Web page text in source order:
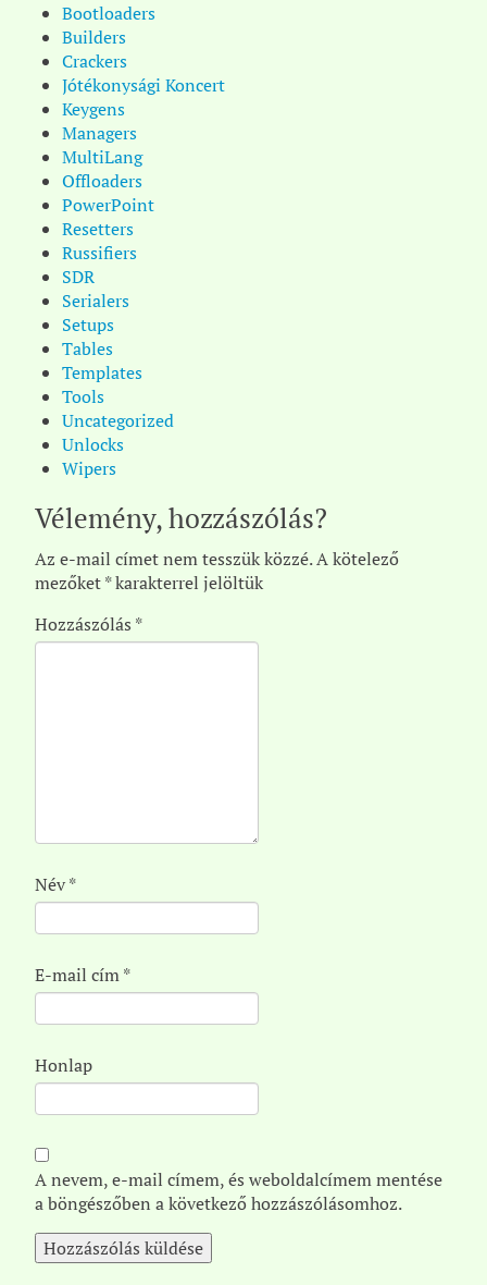
Bootloaders
Builders
Crackers
Jótékonysági Koncert
Keygens
Managers
MultiLang
Offloaders
PowerPoint
Resetters
Russifiers
SDR
Serialers
Setups
Tables
Templates
Tools
Uncategorized
Unlocks
Wipers
Vélemény, hozzászólás?
Az e-mail címet nem tesszük közzé.A kötelező
mezőket*karakterrel jelöltük
Hozzászólás *
Név*
E-mail cím*
Honlap
A nevem, e-mail címem, és weboldalcímem mentése
a böngészőben a következő hozzászólásomhoz.